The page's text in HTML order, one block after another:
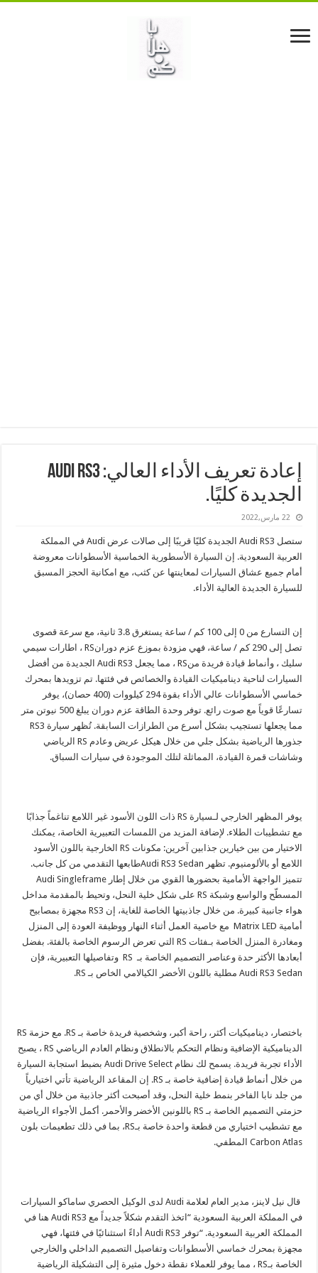
إعادة تعريف الأداء العالي: Audi RS3
الجديدة كليًا.
22 مارس,2022
ستصل Audi RS3 الجديدة كليًا قريبًا إلى صالات عرض Audi في المملكة
العربية السعودية. إن السيارة الأسطورية الخماسية الأسطوانات معروضة
أمام جميع عشاق السيارات لمعاينتها عن كثب، مع امكانية الحجز المسبق
للسيارة الجديدة العالية الأداء.
إن التسارع من 0 إلى 100 كم / ساعة يستغرق 3.8 ثانية، مع سرعة قصوى
تصل إلى 290 كم / ساعة، فهي مزودة بموزع عزم دورانRS ، اطارات سيمي
سليك ، وأنماط قيادة فريدة منRS ، مما يجعل Audi RS3 الجديدة من أفضل
السيارات لناحية ديناميكيات القيادة والخصائص في فئتها. تم تزويدها بمحرك
خماسي الأسطوانات عالي الأداء بقوة 294 كيلووات (400 حصان)، يوفر
تسارعًا قوياً مع صوت رائع. توفر وحدة الطاقة عزم دوران يبلغ 500 نيوتن متر
مما يجعلها تستجيب بشكل أسرع من الطرازات السابقة. تُظهر سيارة RS3
جذورها الرياضية بشكل جلي من خلال هيكل عريض وعادم RS الرياضي
وشاشات قمرة القيادة، المماثلة لتلك الموجودة في سيارات السباق.
يوفر المظهر الخارجي لـسيارة RS ذات اللون الأسود غير اللامع تناغماً جذابًا
مع تشطيبات الطلاء. لإضافة المزيد من اللمسات التعبيرية الخاصة، يمكنك
الاختيار من بين خيارين جذابين آخرين: مكونات RS الخارجية باللون الأسود
اللامع أو بالألومنيوم. تظهر Audi RS3 Sedanطابعها التقدمي من كل جانب.
تتميز الواجهة الأمامية بحضورها القوي من خلال إطار Audi Singleframe
المسطّح والواسع وشبكة RS على شكل خلية النحل، وتحيط بالمقدمة مداخل
هواء جانبية كبيرة. من خلال جاذبيتها الخاصة للغاية، إن RS3 مجهزة بمصابيح
أمامية Matrix LED مع خاصية العمل أثناء النهار ووظيفة العودة إلى المنزل
ومغادرة المنزل الخاصة بـفئات RS التي تعرض الرسوم الخاصة بالفئة. بفضل
أبعادها الأكثر حدة وعناصر التصميم الخاصة بـ RS وتفاصيلها التعبيرية، فإن
Audi RS3 Sedan مطلية باللون الأخضر الكيالامي الخاص بـ RS.
باختصار، ديناميكيات أكثر، راحة أكبر، وشخصية فريدة خاصة بـ RS. مع حزمة RS
الديناميكية الإضافية ونظام التحكم بالانطلاق ونظام العادم الرياضي RS ، يصبح
الأداء تجربة فريدة. يسمح لك نظام Audi Drive Select بضبط استجابة السيارة
من خلال أنماط قيادة إضافية خاصة بـ RS. إن المقاعد الرياضية تأتي اختيارياً
من جلد نابا الفاخر بنمط خلية النحل، وقد أصبحت أكثر جاذبية من خلال أي من
حزمتي التصميم الخاصة بـ RS باللونين الأخضر والأحمر. أكمل الأجواء الرياضية
مع تشطيب اختياري من قطعة واحدة خاصة بـRS، بما في ذلك تطعيمات بلون
Carbon Atlas المطفي.
قال نيل لاينز، مدير العام لعلامة Audi لدى الوكيل الحصري ساماكو السيارات
في المملكة العربية السعودية “اتخذ التقدم شكلاً جديداً مع Audi RS3 هنا في
المملكة العربية السعودية. “توفر Audi RS3 أداءً استثنائيًا في فئتها، فهي
مجهزة بمحرك خماسي الأسطوانات وتفاصيل التصميم الداخلي والخارجي
الخاصة بـRS ، مما يوفر للعملاء نقطة دخول مثيرة إلى التشكيلة الرياضية